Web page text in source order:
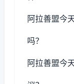
阿拉善盟今
吗？
阿拉善盟今